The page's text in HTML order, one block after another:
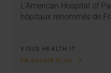
L’American Hospital of
hôpitaux renommés de
VISUS HEALTH IT
EN SAVOIR PLUS